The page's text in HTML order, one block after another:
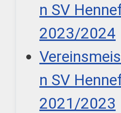
n SV
2023/2024
n SV
2021/2023